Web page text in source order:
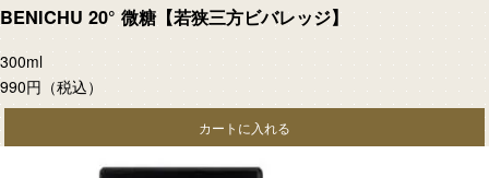
BENICHU 20° 微糖【若狭三方ビバレッジ】
300ml
990円 （税込）
カートに入れる